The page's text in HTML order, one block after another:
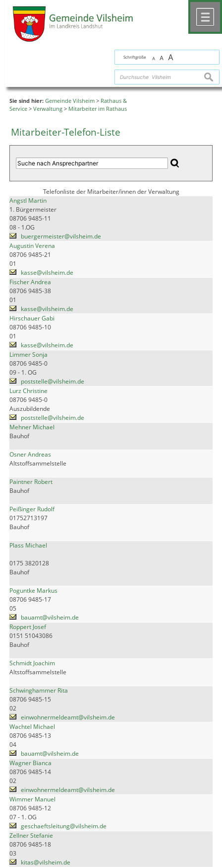
Schriftgröße A A A
Sie sind hier: Gemeinde Vilsheim > Rathaus &
Service > Verwaltung > Mitarbeiter im Rathaus
Mitarbeiter-Telefon-Liste
Telefonliste der Mitarbeiter/innen der Verwaltung
Angstl Martin
1. Bürgermeister
08706 9485-11
08 - 1.OG
buergermeister@vilsheim.de
Augustin Verena
08706 9485-21
01
kasse@vilsheim.de
Fischer Andrea
08706 9485-38
01
kasse@vilsheim.de
Hirschauer Gabi
08706 9485-10
01
kasse@vilsheim.de
Limmer Sonja
08706 9485-0
09 - 1. OG
poststelle@vilsheim.de
Lurz Christine
08706 9485-0
Auszubildende
poststelle@vilsheim.de
Mehner Michael
Bauhof
Osner Andreas
Altstoffsammelstelle
Paintner Robert
Bauhof
Peißinger Rudolf
01752713197
Bauhof
Plass Michael
0175 3820128
Bauhof
Poguntke Markus
08706 9485-17
05
bauamt@vilsheim.de
Roppert Josef
0151 51043086
Bauhof
Schmidt Joachim
Altstoffsammelstelle
Schwinghammer Rita
08706 9485-15
02
einwohnermeldeamt@vilsheim.de
Wachtel Michael
08706 9485-13
04
bauamt@vilsheim.de
Wagner Bianca
08706 9485-14
02
einwohnermeldeamt@vilsheim.de
Wimmer Manuel
08706 9485-12
07 - 1. OG
geschaeftsleitung@vilsheim.de
Zellner Stefanie
08706 9485-18
03
kitas@vilsheim.de